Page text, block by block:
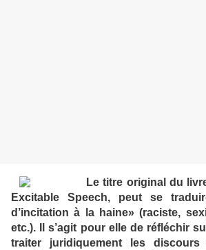
Le titre original du
Excitable Speech, peut se
d’incitation à la haine» (raciste,
etc.). Il s’agit pour elle de réfléchir
traiter juridiquement les discours